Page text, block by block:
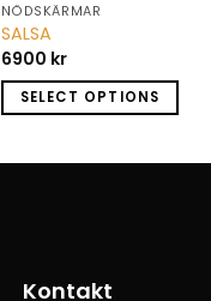
NÖDSKÄRMAR
SALSA
6900 kr
SELECT OPTIONS
Kontakt